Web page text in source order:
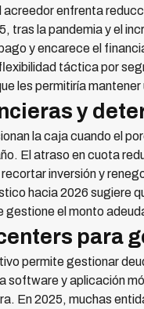
acreedor enfrenta
tras la pandemia y el
y encarece el
táctica por
les permitiría mantener
y
la caja cuando el
El atraso en cuota
inversión y
hacia 2026 sugiere
gestione el monto
para
permite gestionar
software y aplicación
En 2025, muchas